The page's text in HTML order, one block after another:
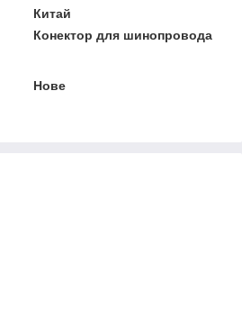
Китай
Конектор для шинопровода
Нове